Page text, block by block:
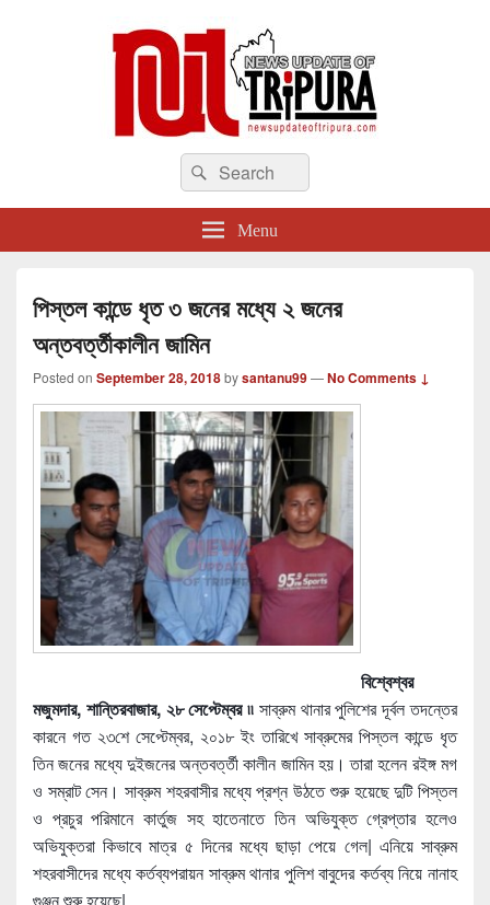
newsupdateoftripura.com
The one & only exceptional Bengali Version online news & infotainment portal
in Tripura.
Search
for:
Search
Menu
পিস্তল কান্ডে ধৃত ৩ জনের মধ্যে ২ জনের
অন্তবর্ত্তীকালীন জামিন
Posted on September 28, 2018bysantanu99—No Comments ↓
বিশ্বেশ্বর
মজুমদার, শান্তিরবাজার, ২৮ সেপ্টেম্বর ৷৷ সাব্রুম থানার পুলিশের দূর্বল তদন্তের
কারনে গত ২৩শে সেপ্টেম্বর, ২০১৮ ইং তারিখে সাব্রুমের পিস্তল কান্ডে ধৃত
তিন জনের মধ্যে দুইজনের অন্তবর্ত্তী কালীন জামিন হয়। তারা হলেন রইঙ্গ মগ
ও সম্রাট সেন। সাব্রুম শহরবাসীর মধ্যে প্রশ্ন উঠতে শুরু হয়েছে দুটি পিস্তল
ও প্রচুর পরিমানে কার্তুজ সহ হাতেনাতে তিন অভিযুক্ত গ্রেপ্তার হলেও
অভিযুক্তরা কিভাবে মাত্র ৫ দিনের মধ্যে ছাড়া পেয়ে গেল| এনিয়ে সাব্রুম
শহরবাসীদের মধ্যে কর্তব্যপরায়ন সাব্রুম থানার পুলিশ বাবুদের কর্তব্য নিয়ে নানাহ
গুঞ্জন শুরু হয়েছে|